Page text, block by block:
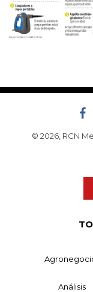
© 2026, RCN
Análisis